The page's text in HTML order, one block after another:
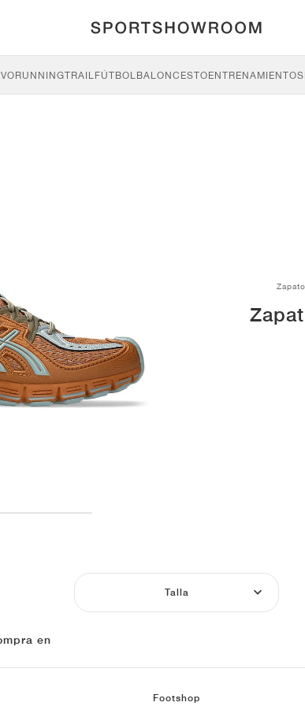
RUNNINGTRAILFÚTBOLBALONCESTOENTRENAMIENTO
Talla
en
Footshop